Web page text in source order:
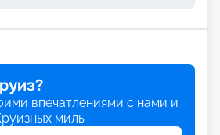
впечатлениями с нами и
миль